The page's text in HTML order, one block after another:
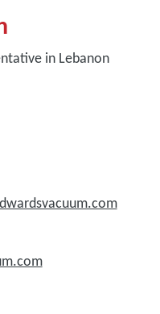
in Lebanon